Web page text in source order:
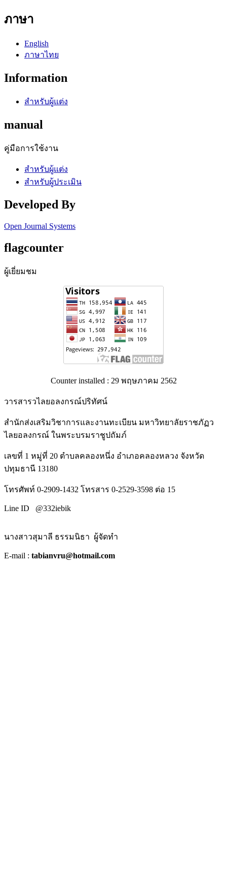
ภาษา
English
ภาษาไทย
Information
สำหรับผู้แต่ง
manual
คู่มือการใช้งาน
สำหรับผู้แต่ง
สำหรับผู้ประเมิน
Developed By
Open Journal Systems
flagcounter
ผู้เยี่ยมชม
Counter installed : 29 พฤษภาคม 2562
วารสารวไลยอลงกรณ์ปริทัศน์
สำนักส่งเสริมวิชาการและงานทะเบียน มหาวิทยาลัยราชภัฏว
ไลยอลงกรณ์ ในพระบรมราชูปถัมภ์
เลขที่ 1 หมู่ที่ 20 ตำบลคลองหนึ่ง อำเภอคลองหลวง จังหวัด
ปทุมธานี 13180
โทรศัพท์ 0-2909-1432 โทรสาร 0-2529-3598 ต่อ 15
Line ID @332iebik
นางสาวสุมาลี ธรรมนิธา ผู้จัดทำ
E-mail : tabianvru@hotmail.com